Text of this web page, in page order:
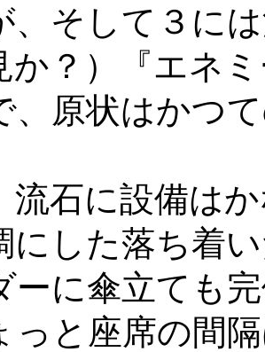
、そして３に
か？）『エネ
、原状はかつ
石に設備は
にした落ち着
ーに傘立ても
っと座席の間